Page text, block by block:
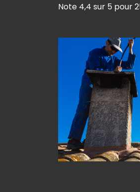
Note 4,4 sur 5 pour